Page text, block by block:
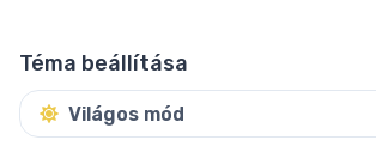
Téma beállítása
Világos mód